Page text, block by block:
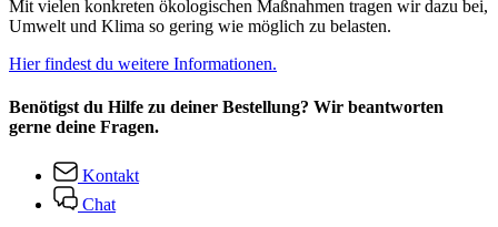
Mit vielen konkreten ökologischen Maßnahmen tragen wir dazu bei,
Umwelt und Klima so gering wie möglich zu belasten.
Hier findest du weitere Informationen.
Benötigst du Hilfe zu deiner Bestellung? Wir beantworten
gerne deine Fragen.
Kontakt
Chat